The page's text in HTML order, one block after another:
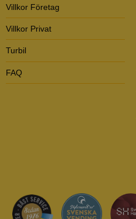
Villkor Företag
Villkor Privat
Turbil
FAQ